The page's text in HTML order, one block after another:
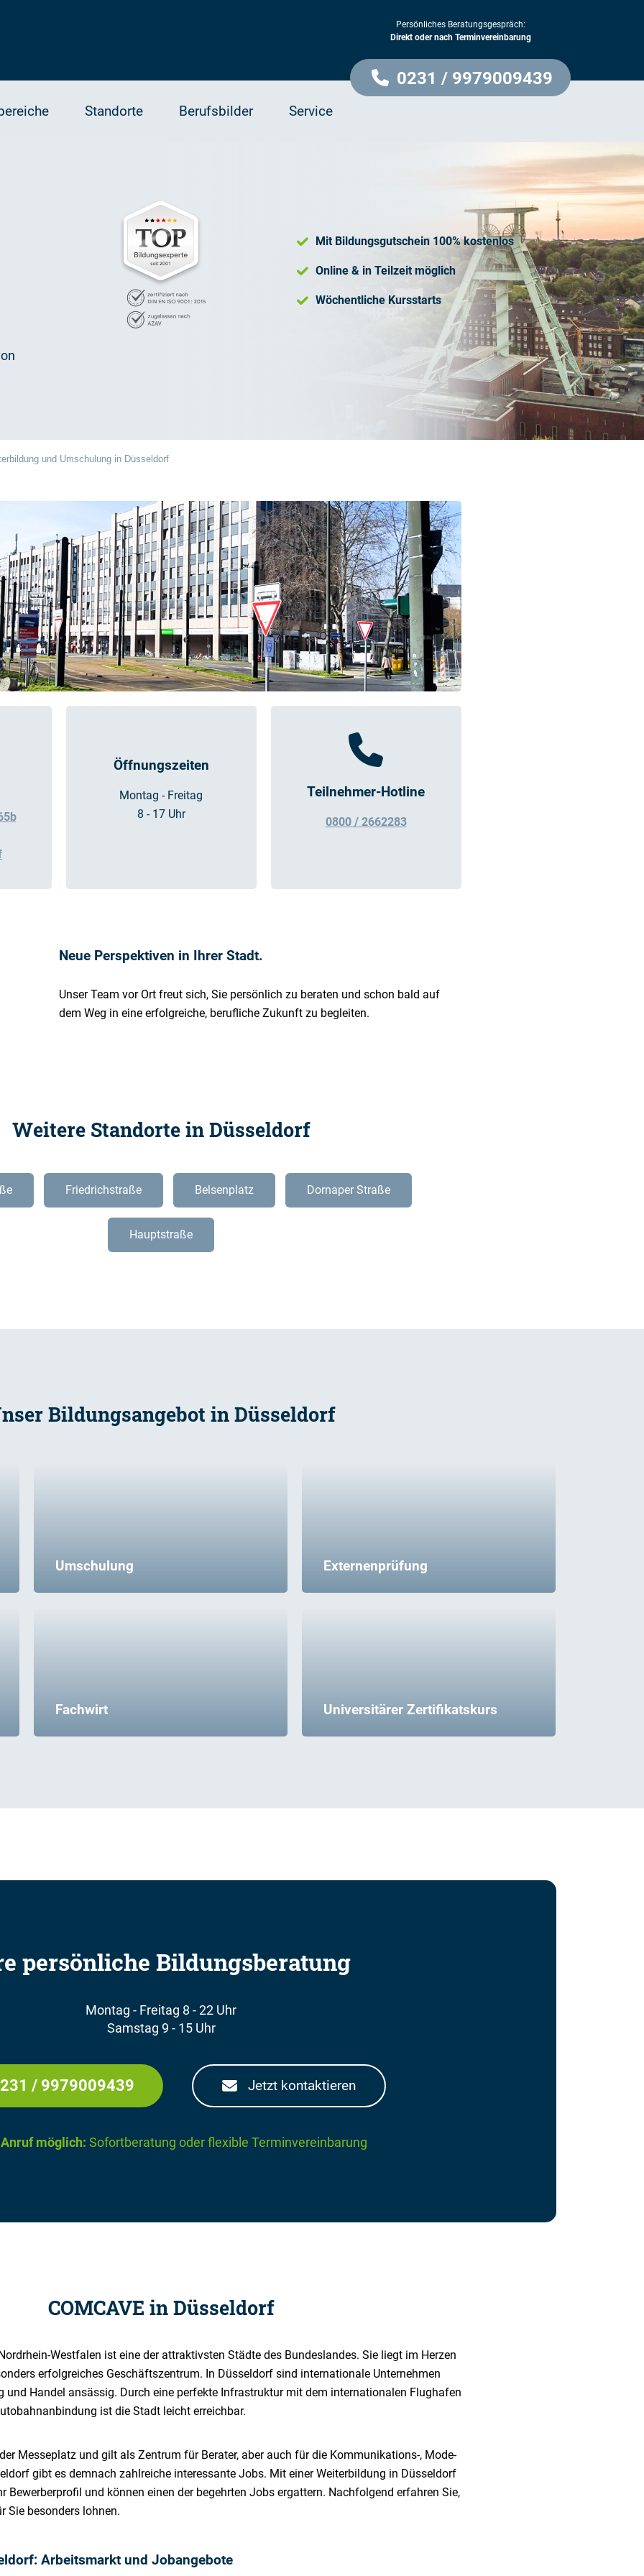
Persönliches Beratungsgespräch:
Direkt oder nach Terminvereinbarung
0231 / 9979009439
Standorte Berufsbilder Service
Mit Bildungsgutschein 100% kostenlos
Online & in Teilzeit möglich
Wöchentliche Kursstarts
und Umschulung in Düsseldorf
Öffnungszeiten
Montag - Freitag
8 - 17 Uhr
Teilnehmer-Hotline
0800 / 2662283
Neue Perspektiven in Ihrer Stadt.
Unser Team vor Ort freut sich, Sie persönlich zu beraten und schon bald auf
dem Weg in eine erfolgreiche, berufliche Zukunft zu begleiten.
Weitere Standorte in Düsseldorf
Friedrichstraße Belsenplatz Dornaper Straße
Hauptstraße
Bildungsangebot in Düsseldorf
Umschulung Externenprüfung
Fachwirt Universitärer Zertifikatskurs
persönliche Bildungsberatung
Montag - Freitag 8 - 22 Uhr
Samstag 9 - 15 Uhr
/ 9979009439 Jetzt kontaktieren
möglich: Sofortberatung oder flexible Terminvereinbarung
COMCAVE in Düsseldorf
Westfalen ist eine der attraktivsten Städte des Bundeslandes. Sie liegt im Herzen
erfolgreiches Geschäftszentrum. In Düsseldorf sind internationale Unternehmen
und Handel ansässig. Durch eine perfekte Infrastruktur mit dem internationalen Flughafen
ist die Stadt leicht erreichbar.
Messeplatz und gilt als Zentrum für Berater, aber auch für die Kommunikations-, Mode-
gibt es demnach zahlreiche interessante Jobs. Mit einer Weiterbildung in Düsseldorf
Bewerberprofil und können einen der begehrten Jobs ergattern. Nachfolgend erfahren Sie,
Sie besonders lohnen.
Arbeitsmarkt und Jobangebote